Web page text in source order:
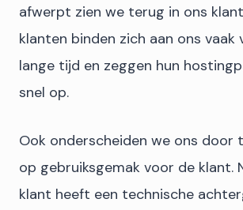
afwerpt zien we terug in ons
klanten binden zich aan ons vaak
lange tijd en zeggen hun
snel op.
Ook onderscheiden we ons door
op gebruiksgemak voor de klant.
klant heeft een technische